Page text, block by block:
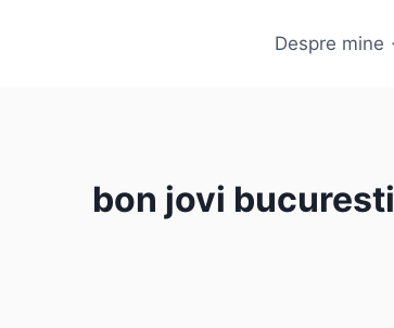
Despre mine
bon jovi bucuresti